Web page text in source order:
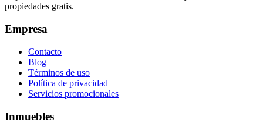
propiedades gratis.
Empresa
Contacto
Blog
Términos de uso
Política de privacidad
Servicios promocionales
Inmuebles